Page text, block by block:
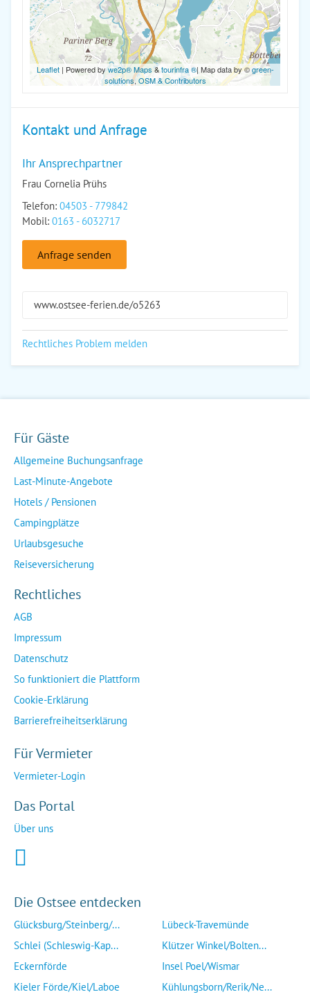
Leaflet| Powered bywe2p® Maps&tourinfra ®| Map data by ©green-
solutions,OSM & Contributors
Kontakt und Anfrage
Ihr Ansprechpartner
Frau Cornelia Prühs
Telefon: 04503 - 779842
Mobil: 0163 - 6032717
Anfrage senden
www.ostsee-ferien.de/o5263
Rechtliches Problem melden
Für Gäste
Allgemeine Buchungsanfrage
Last-Minute-Angebote
Hotels / Pensionen
Campingplätze
Urlaubsgesuche
Reiseversicherung
Rechtliches
AGB
Impressum
Datenschutz
So funktioniert die Plattform
Cookie-Erklärung
Barrierefreiheitserklärung
Für Vermieter
Vermieter-Login
Das Portal
Über uns
Die Ostsee entdecken
Glücksburg/Steinberg/...
Schlei (Schleswig-Kap...
Eckernförde
Kieler Förde/Kiel/Laboe
Lübeck-Travemünde
Klützer Winkel/Bolten...
Insel Poel/Wismar
Kühlungsborn/Rerik/Ne...